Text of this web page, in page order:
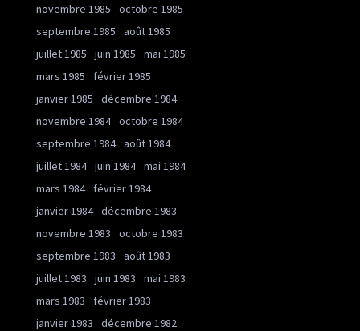
novembre 1985
octobre 1985
septembre 1985
août 1985
juillet 1985
juin 1985
mai 1985
mars 1985
février 1985
janvier 1985
décembre 1984
novembre 1984 octobre 1984
septembre 1984 août 1984
juillet 1984 juin 1984 mai 1984
mars 1984
février 1984
janvier 1984 décembre 1983
novembre 1983
octobre 1983
septembre 1983
août 1983
juillet 1983
juin 1983
mai 1983
mars 1983
février 1983
janvier 1983
décembre 1982